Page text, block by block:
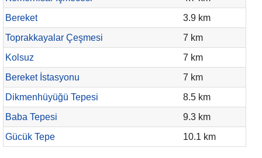
Bereket
3.9 km
Toprakkayalar Çeşmesi
7 km
Kolsuz
7 km
Bereket İstasyonu
7 km
Dikmenhüyüğü Tepesi
8.5 km
Baba Tepesi
9.3 km
Gücük Tepe
10.1 km